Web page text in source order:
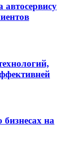
бизнесах на